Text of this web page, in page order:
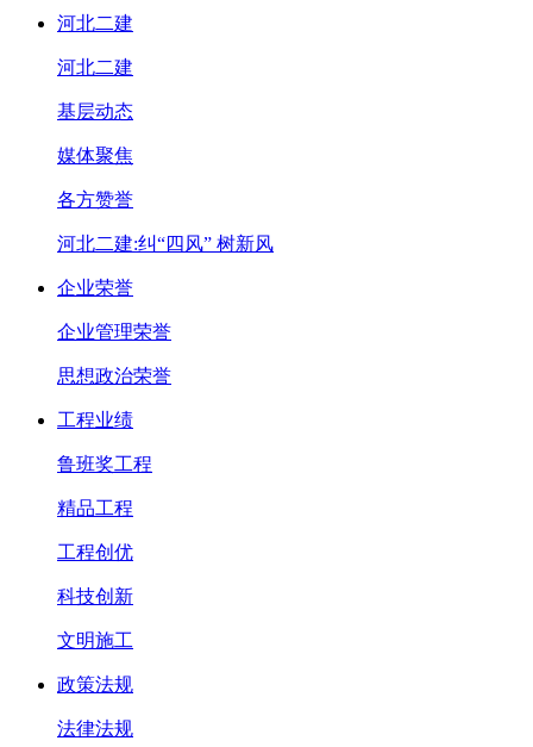
河北二建
河北二建
基层动态
媒体聚焦
各方赞誉
河北二建:纠“四风” 树新风
企业荣誉
企业管理荣誉
思想政治荣誉
工程业绩
鲁班奖工程
精品工程
工程创优
科技创新
文明施工
政策法规
法律法规